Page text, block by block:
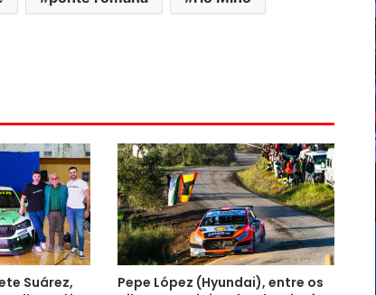
Suárez,
Pepe López (Hyundai), entre os